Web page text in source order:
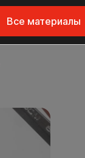
Все материалы